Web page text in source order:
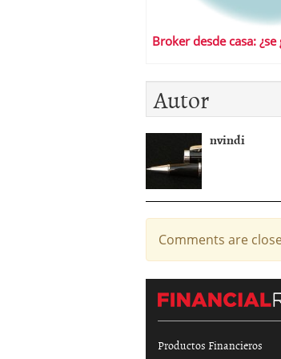
Broker desde casa:
Autor
nvindi
Comments are
Productos Financieros